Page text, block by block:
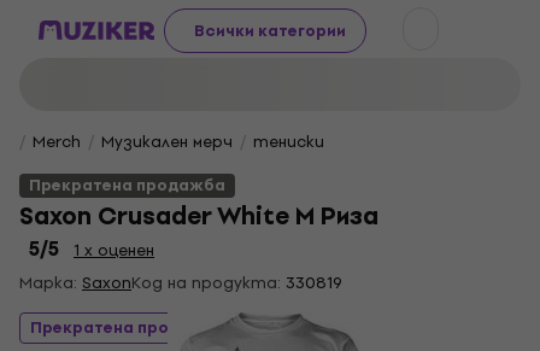
Всички категории
Merch Музикален мерч
тениски
Прекратена продажба
Saxon Crusader White M Риза
5/5
1 x оценен
Марка: SaxonКод на продукта: 330819
Прекратена продажба